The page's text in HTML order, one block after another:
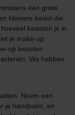
één grote
kleinere kwast die
kwasten je in
je make-up
up kwasten
We hebben
Neem een
je handpalm, en